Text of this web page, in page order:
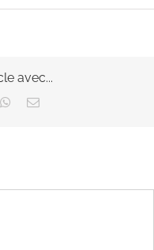
avec...
WhatsApp
Email